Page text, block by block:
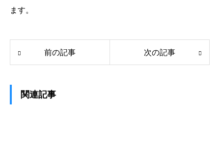
ます。
前の記事 次の記事
関連記事